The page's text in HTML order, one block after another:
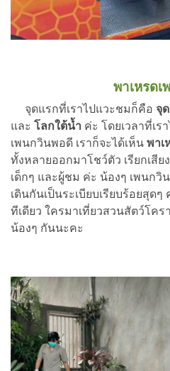
พาเหรดเ
จุดแรกที่เราไปแวะชมก็คือ จุ
และ โลกใต้น้ำ ค่ะ โดยเวลาที่เร
เพนกวินพอดี เราก็จะได้เห็น พาเ
ทั้งหลายออกมาโชว์ตัว เรียกเสีย
เด็กๆ และผู้ชม ค่ะ น้องๆ เพนก
เดินกันเป็นระเบียบเรียบร้อยสุด
ทีเดียว ใครมาเที่ยวสวนสัตว์โค
น้องๆ กันนะคะ